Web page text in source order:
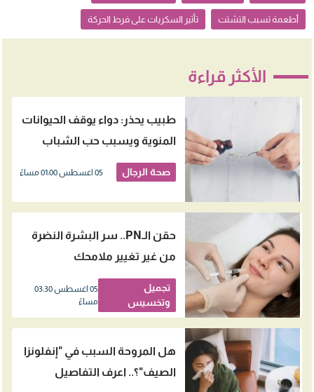
أطعمة تسبب التشتت تأثير السكريات على فرط الحركة
الأكثر قراءة
طبيب يحذر: دواء يوقف الحيوانات
المنوية ويسبب حب الشباب
وتضخم الثدي
صحة الرجال 05 اغسطس 01:00 مساءً
حقن الـPN.. سر البشرة النضرة
من غير تغيير ملامحك
تجميل
وتخسيس
05 اغسطس 03:30
مساءً
هل المروحة السبب في "إنفلونزا
الصيف"؟.. اعرف التفاصيل